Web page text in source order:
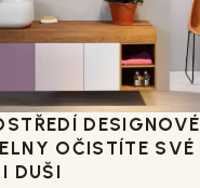
DESIGNOVÉ
OČISTÍTE SVÉ
DUŠI